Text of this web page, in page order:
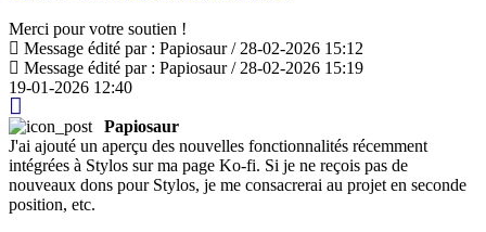
Merci pour votre soutien !
Message édité par : Papiosaur / 28-02-2026 15:12
Message édité par : Papiosaur / 28-02-2026 15:19
19-01-2026 12:40
Papiosaur
J'ai ajouté un aperçu des nouvelles fonctionnalités récemment
intégrées à Stylos sur ma page Ko-fi. Si je ne reçois pas de
nouveaux dons pour Stylos, je me consacrerai au projet en seconde
position, etc.